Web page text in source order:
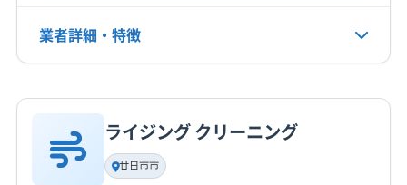
非公開
業者詳細・特徴
基本情報
代表者名
岡颯姫
ライジング クリーニング
廿日市市